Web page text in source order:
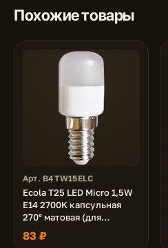
Похожие товары
Арт. B4TW15ELC
Ecola T25 LED Micro 1,5W
E14 2700K капсульная
270° матовая (для
холодил., шв. машинки и
т.д.) 55x22 mm
83 ₽